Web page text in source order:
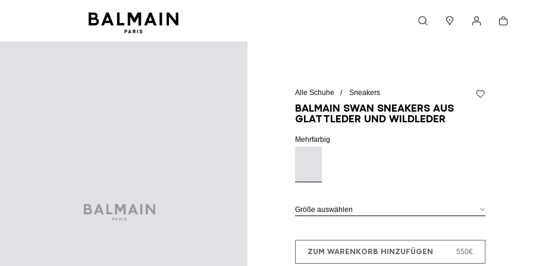
Warenkorb
Alle Schuhe Sneakers
Balmain Swan Sneakers aus
Glattleder und Wildleder
Mehrfarbig
Größe auswählen
ZUM WARENKORB HINZUFÜGEN 550€